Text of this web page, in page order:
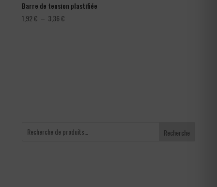
Barre de tension plastifiée
1,92€ – 3,36€Plage
Recherche